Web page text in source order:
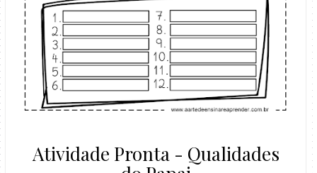
Atividade Pronta - Qualidades